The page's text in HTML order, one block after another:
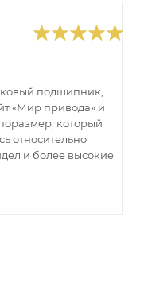
подшипник,
«Мир привода» и
который
относительно
и более высокие